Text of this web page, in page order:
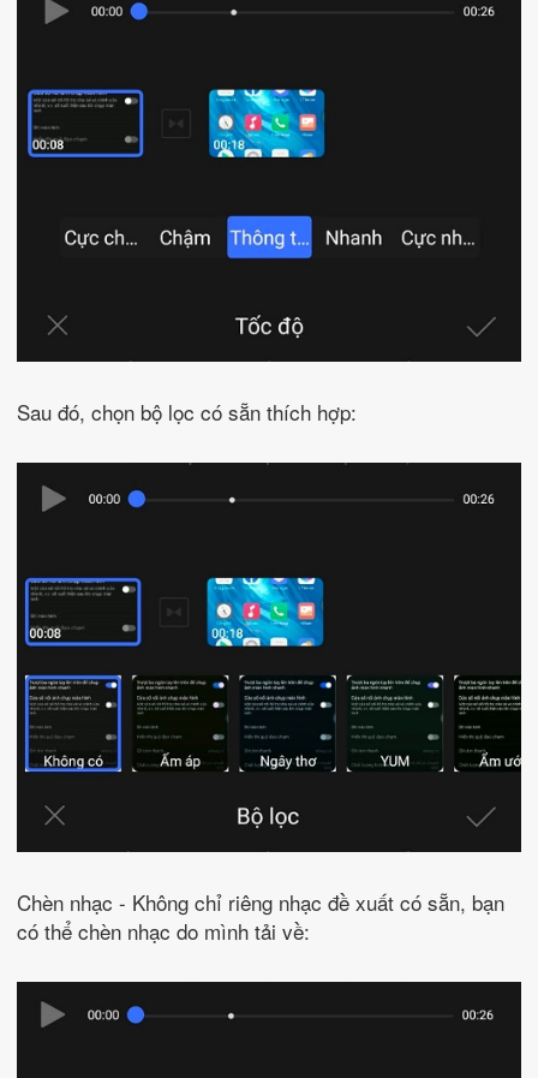
Sau đó, chọn bộ lọc có sẵn thích hợp:
Chèn nhạc - Không chỉ riêng nhạc đề xuất có sẵn, bạn
có thể chèn nhạc do mình tải về: